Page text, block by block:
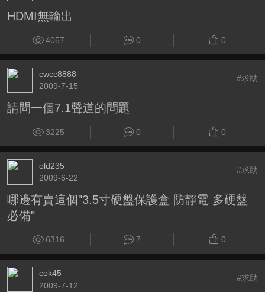
HDMI無輸出
4057 0 0
cwcc8888
2009-7-15
#求助
請問一個7.1聲道的問題
3225 0 0
old235
2009-6-22
#求助
哪邊有賣這個"3.5寸硬盤保護盒 防靜電 多硬盤
必備"
6316 7 0
cok45
2009-7-12
#求助